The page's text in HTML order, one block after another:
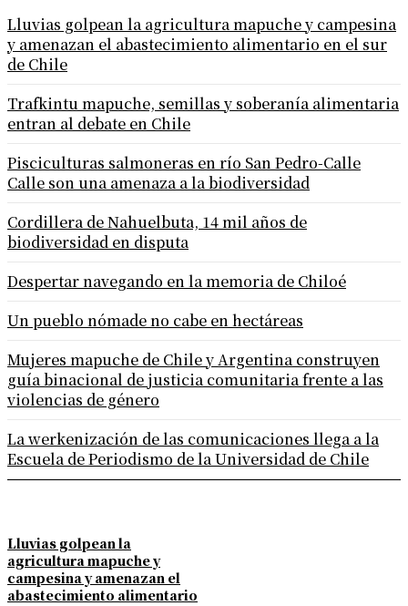
Lluvias golpean la
agricultura mapuche y
campesina y amenazan el
abastecimiento alimentario
Lluvias golpean la agricultura mapuche y campesina
y amenazan el abastecimiento alimentario en el sur
de Chile
Trafkintu mapuche, semillas y soberanía alimentaria
entran al debate en Chile
Pisciculturas salmoneras en río San Pedro-Calle
Calle son una amenaza a la biodiversidad
Cordillera de Nahuelbuta, 14 mil años de
biodiversidad en disputa
Despertar navegando en la memoria de Chiloé
Un pueblo nómade no cabe en hectáreas
Mujeres mapuche de Chile y Argentina construyen
guía binacional de justicia comunitaria frente a las
violencias de género
La werkenización de las comunicaciones llega a la
Escuela de Periodismo de la Universidad de Chile